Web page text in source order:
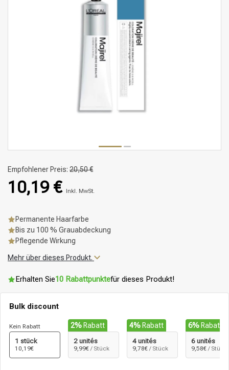
Empfohlener Preis: 20,50 €
10,19 € Inkl. MwSt.
Permanente Haarfarbe
Bis zu 100 % Grauabdeckung
Pflegende Wirkung
Mehr über dieses Produkt.
Erhalten Sie10 Rabattpunktefür dieses Produkt!
Bulk discount
Kein Rabatt
1 stück
10,19€
2% Rabatt
2 unités
9,99€ / Stück
4% Rabatt
4 unités
9,78€ / Stück
6% Rabatt
6 unités
9,58€ / Stück